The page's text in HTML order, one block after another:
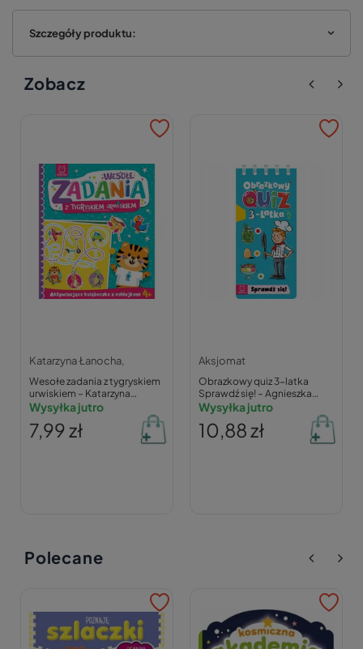
Szczegóły produktu:
Zobacz
Katarzyna Łanocha,
Wesołe zadania z tygryskiem
urwiskiem – Katarzyna
Łanocha
Wysyłka jutro
7,99 zł
Aksjomat
Obrazkowy quiz 3-latka
Sprawdź się! – Agnieszka
Bator
Wysyłka jutro
10,88 zł
Polecane